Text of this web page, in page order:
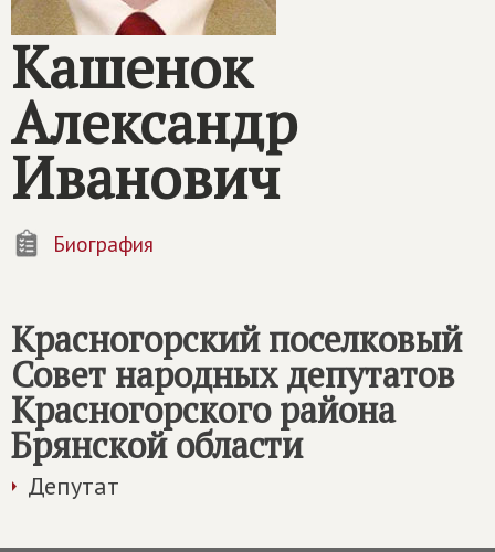
Кашенок
Александр
Иванович
Биография
Красногорский поселковый
Совет народных депутатов
Красногорского района
Брянской области
Депутат